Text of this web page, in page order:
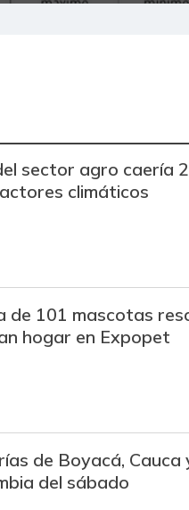
sector agro caería
climáticos
de 101 mascotas
hogar en Expopet
de Boyacá, Cauca
del sábado